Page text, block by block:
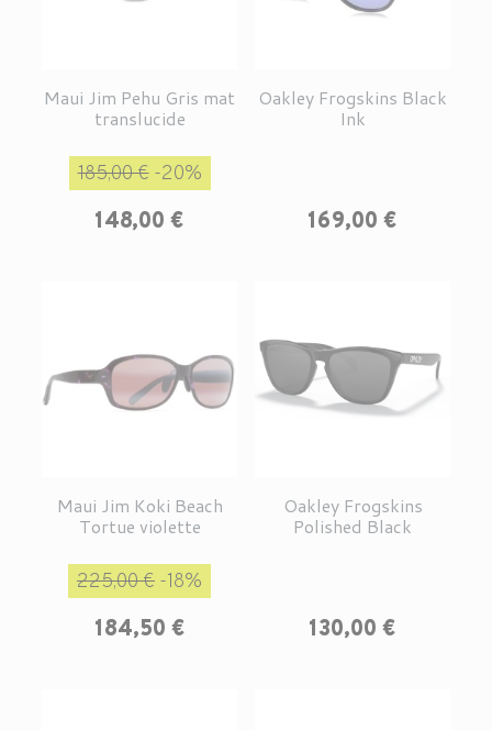
Maui Jim Pehu Gris mat
translucide
Prix de base
185,00 €-20%
148,00 €
Oakley Frogskins Black
Ink
Prix
169,00 €
Maui Jim Koki Beach
Tortue violette
Prix de base
225,00 € -18%
184,50 €
Oakley Frogskins
Polished Black
Prix
130,00 €